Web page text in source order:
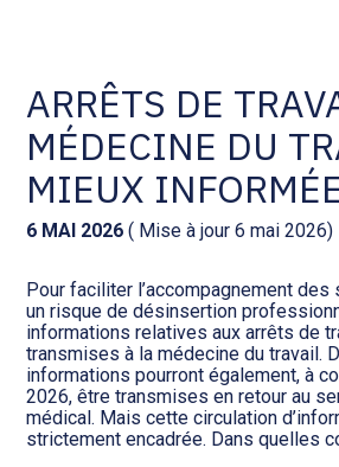
Social et ressources humaines
Assistance juridique
Audit légal
Gestion de patrimoine
Tenue de votre comptabilité :
ACD
Facturation et pilotage :
Facturation et pilotage : MEG
Analyse et tableau de bord :
WAIBI
ARRÊTS DE
MÉDECINE DU
MIEUX
6 MAI 2026 ( Mise à jour 6 mai 2026)
Pour faciliter l’accompagnement
un risque de désinsertion
informations relatives aux arrêts de
transmises à la médecine du travail.
informations pourront également, à
2026, être transmises en retour au
médical. Mais cette circulation
strictement encadrée. Dans quelles